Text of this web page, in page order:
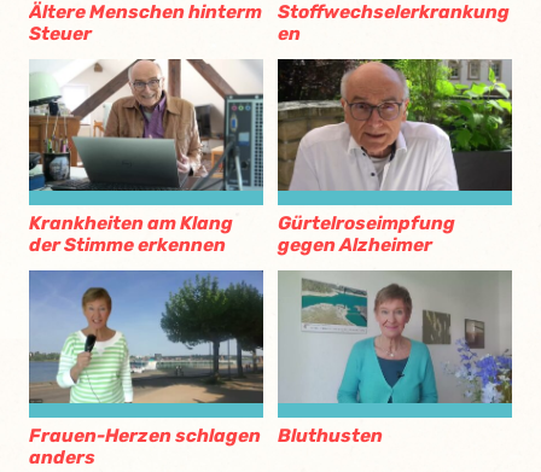
Ältere Menschen hinterm
Steuer
Stoffwechselerkrankung
en
Krankheiten am Klang
der Stimme erkennen
Gürtelroseimpfung
gegen Alzheimer
Frauen-Herzen schlagen
anders
Bluthusten